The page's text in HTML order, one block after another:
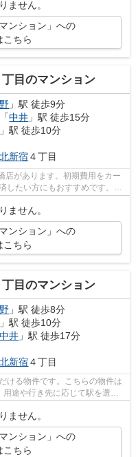
ません。
ンション」への
こちら
目のマンション
」駅 徒歩9分
「中井 」駅 徒歩15分
」駅 徒歩10分
北新宿４丁目
店があります。初期費用をカー
したい方にもおすすめです。敷
ません。
ンション」への
こちら
目のマンション
」駅 徒歩8分
」駅 徒歩10分
中井 」駅 徒歩17分
北新宿４丁目
ける物件です。こちらの物件は
途や行き先に応じて駅を選べ
ません。
ンション」への
こちら